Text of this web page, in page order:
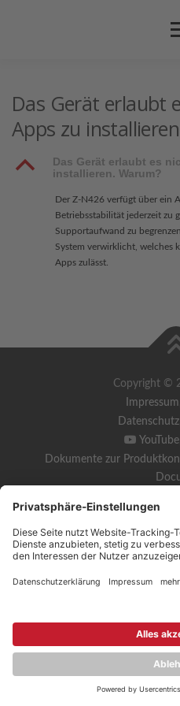
Das Gerät erlaubt
Apps zu
B
Das Gerät erlaubt es
installieren. Warum?
Der Z-N426 verfügt über ein
Betriebsstabilität jederzeit zu
Supportaufwand zu
System verwirklicht, welches
Apps zulässt.
Copyright ©
Impressum
Datenschutz,
YouTube
Dokumente zur